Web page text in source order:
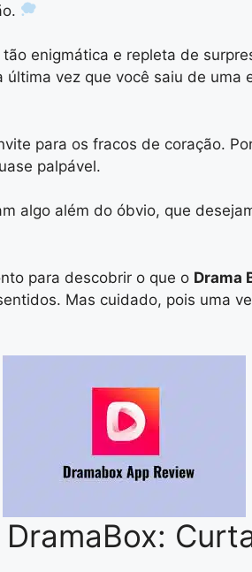
enigmática e repleta de
vez que você saiu de
para os fracos de coração.
palpável.
algo além do óbvio, que
para descobrir o que o Drama
Mas cuidado, pois uma